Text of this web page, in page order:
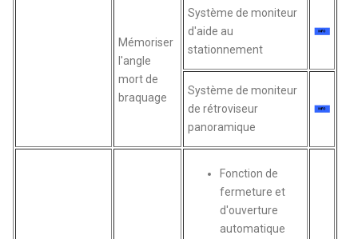
Mémoriser
l'angle
mort de
braquage
Système de moniteur
d'aide au
stationnement
Système de moniteur
de rétroviseur
panoramique
Fonction de
fermeture et
d'ouverture
automatique